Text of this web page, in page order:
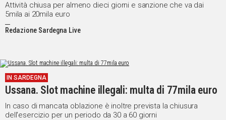
Attività chiusa per almeno dieci giorni e sanzione che va dai
5mila ai 20mila euro
Redazione Sardegna Live
IN SARDEGNA
Ussana. Slot machine illegali: multa di 77mila euro
In caso di mancata oblazione è inoltre prevista la chiusura
dell'esercizio per un periodo da 30 a 60 giorni